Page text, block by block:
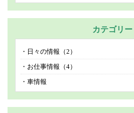
カテゴリー
日々の情報（2）
お仕事情報（4）
車情報